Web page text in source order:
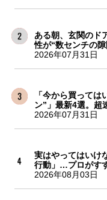
ある朝、玄関のド
性が“数センチの
2026年07月31日
「今から買っては
ン”」最新4選。超
2026年07月31日
実はやってはいけ
行動」…プロがす
2026年08月03日